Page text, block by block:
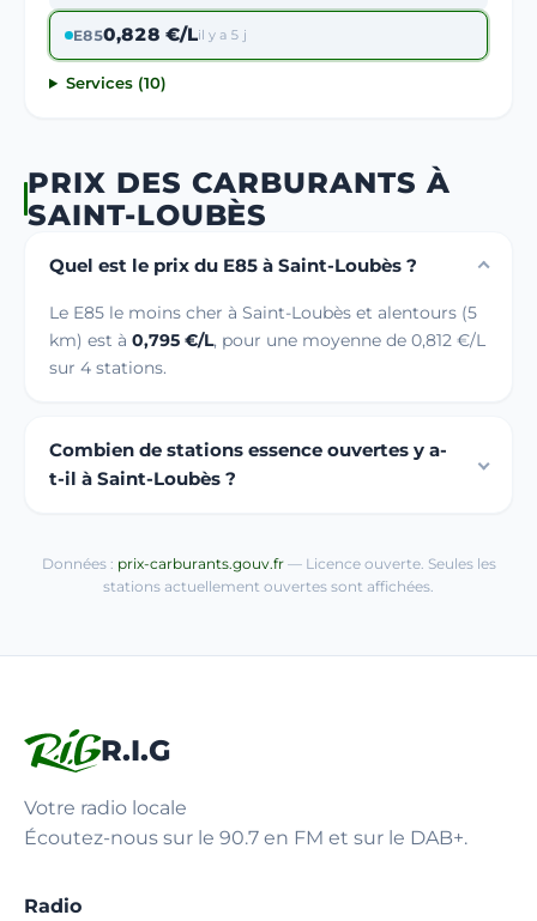
E850,828 €/Lil y a 5 j
Services (10)
PRIX DES CARBURANTS À
SAINT-LOUBÈS
Quel est le prix du E85 à Saint-Loubès ?
Le E85 le moins cher à Saint-Loubès et alentours (5
km) est à 0,795 €/L, pour une moyenne de 0,812 €/L
sur 4 stations.
Combien de stations essence ouvertes y a-
t-il à Saint-Loubès ?
Données : prix-carburants.gouv.fr— Licence ouverte. Seules les
stations actuellement ouvertes sont affichées.
R.I.G
Votre radio locale
Écoutez-nous sur le 90.7 en FM et sur le DAB+.
Radio